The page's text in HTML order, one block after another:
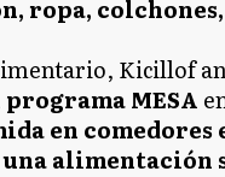
ropa,
Kicillof
MESA
en comedores
una alimentación